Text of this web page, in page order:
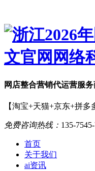
网店整合营销代运营服务
【淘宝+天猫+京东+拼多
免费咨询热线： 135-
首页
关于我们
ai资讯